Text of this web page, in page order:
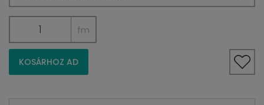
fm
KOSÁRHOZ AD